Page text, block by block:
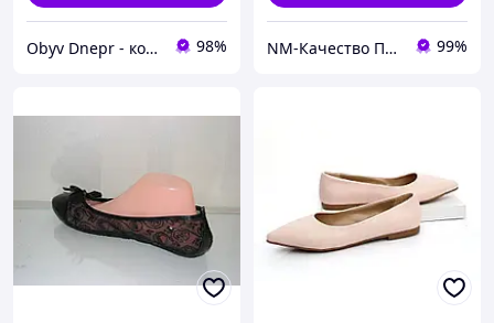
Obyv Dnepr - кожаная обувь г. Днепр 98% NM-Качество Профессионалов 99%